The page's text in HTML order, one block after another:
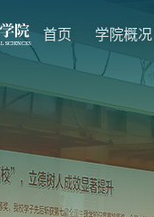
首页 学院概况